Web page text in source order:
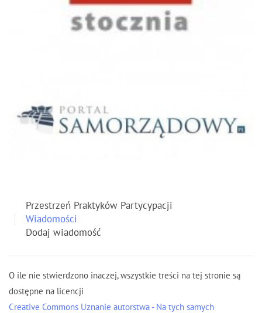
Przestrzeń Praktyków Partycypacji
Wiadomości
Dodaj wiadomość
O ile nie stwierdzono inaczej, wszystkie treści na tej stronie są
dostępne na licencji
Creative Commons Uznanie autorstwa - Na tych samych